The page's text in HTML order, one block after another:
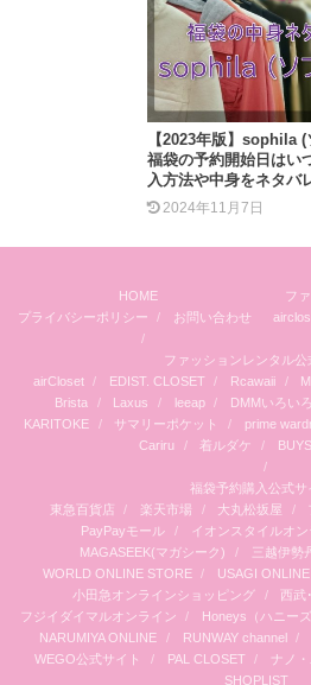
【2023年版】sophila
福袋の予約開始日はい
入方法や中身をネタバ
2024年11月7日
HOME
プライバシーポリシー
お問い合わせ
フ
ファッションレンタル公
airCloset
EDIST. CLOSET Rcawaii
Brista
Laxus leeap DMMいろい
KARITOKE
サマリーポケット prime
Cariru
着ルダケ
福袋予約購入公式サ
東急百貨店
楽天市場 大丸松坂屋
PayPayモール
イオンスタイルオン
MAGASEEK(マガシーク)
三越伊勢
WORLD ONLINE STORE
USAGI ONLINE
小田急オンラインショッピング
西武
フジイダイマルオンライン
Honeys（ハニーズ
NARUMIYA ONLINE
RUNWAY channel
WEGO公式サイト
PAL CLOSET
ナノ
SHOPLIST